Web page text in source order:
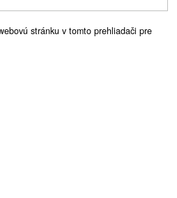
stránku v tomto prehliadači pre